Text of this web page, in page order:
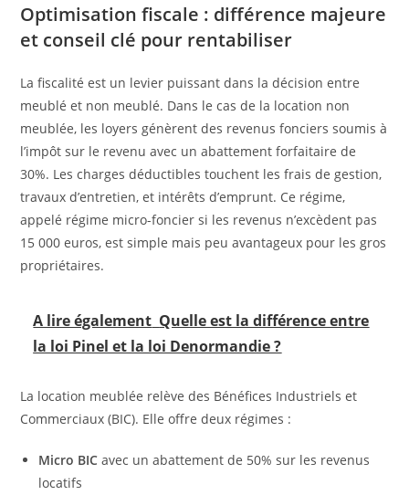
Optimisation fiscale : différence majeure
et conseil clé pour rentabiliser
La fiscalité est un levier puissant dans la décision entre
meublé et non meublé. Dans le cas de la location non
meublée, les loyers génèrent des revenus fonciers soumis à
l’impôt sur le revenu avec un abattement forfaitaire de
30%. Les charges déductibles touchent les frais de gestion,
travaux d’entretien, et intérêts d’emprunt. Ce régime,
appelé régime micro-foncier si les revenus n’excèdent pas
15 000 euros, est simple mais peu avantageux pour les gros
propriétaires.
A lire également Quelle est la différence entre
la loi Pinel et la loi Denormandie ?
La location meublée relève des Bénéfices Industriels et
Commerciaux (BIC). Elle offre deux régimes :
Micro BIC avec un abattement de 50% sur les revenus
locatifs